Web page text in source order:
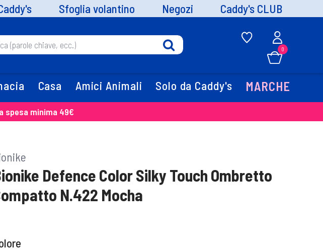
Sfoglia volantino Negozi Caddy's CLUB
0
Casa Amici Animali Solo da Caddy's MARCHE
spesa minima 49€
Defence Color Silky Touch Ombretto
N.422 Mocha